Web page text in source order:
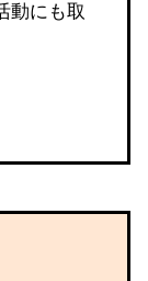
動にも取